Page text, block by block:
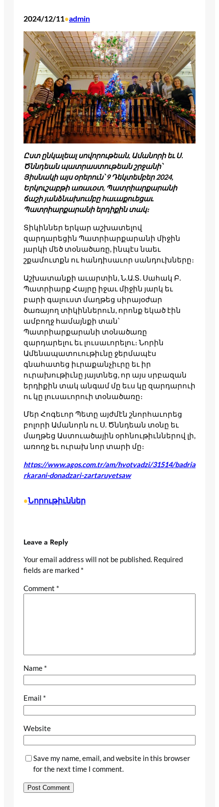
2024/12/11•admin
Ըստ ընկալեալ սովորութեան, Ամանորի եւ Ս.
Ծննդեան պատրաստութեան շրջանի՝
Յիսնակի այս օրերուն՝ 9 Դեկտեմբեր 2024,
Երկուշաբթի առաւօտ, Պատրիարքարանի
ճաշի յանձնախումբը հաւաքուեցաւ
Պատրիարքարանի երդիքին տակ։
Տիկիններ երկար աշխատելով
զարդարեցին Պատրիարքարանի միջին
յարկի մեծ տօնածառը, ինպէս նաեւ
շքամուտքն ու հանդիսաւոր սանդուխները։
Աշխատանքի աւարտին, Ն.Ա.Տ. Սահակ Բ.
Պատրիարք Հայրը իջաւ միջին յարկ եւ
բարի գալուստ մաղթեց սիրայօժար
ծառայող տիկիններուն, որոնք եկած էին
ամբողջ համայնքի տան՝
Պատրիարքարանի տօնածառը
զարդարելու եւ լուսաւորելու։ Նորին
Ամենապատուութիւնը ջերմապէս
գնահատեց իւրաքանչիւրը եւ իր
ուրախութիւնը յայտնեց, որ այս սրբազան
երդիքին տակ անգամ մը եւս կը զարդարուի
ու կը լուսաւորուի տօնածառը։
Մեր Հոգեւոր Պետը այժմէն շնորհաւորեց
բոլորի Ամանորն ու Ս. Ծննդեան տօնը եւ
մաղթեց Աստուածային օրհնութիւններով լի,
առողջ եւ ուրախ նոր տարի մը։
https://www.agos.com.tr/am/hvotvadzi/31514/badria
rkarani-donadzari-zartaruyetsaw
•Նորութիւններ
Leave a Reply
Your email address will not be published. Required
fields are marked *
Comment *
Name *
Email *
Website
Save my name, email, and website in this browser
for the next time I comment.